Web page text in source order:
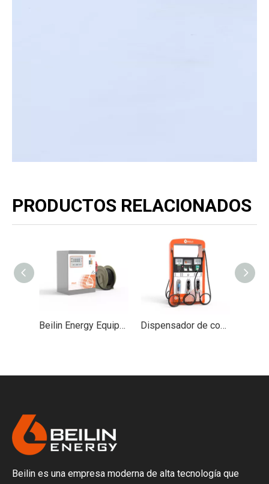
PRODUCTOS RELACIONADOS
Beilin Energy Equipment Serie LB Dispensador de combustible equipo de servicio de gasolina gasolinera Dispensador de combustible de metal YX Beilin con equipo de servicio de bomba de 6 mangueras para gasolinera
Beilin es una empresa moderna de alta tecnología que